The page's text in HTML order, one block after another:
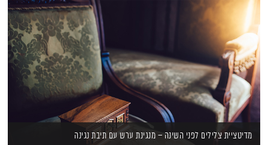
מדיטציית צלילים לפני השינה – מנגינת ערש עם תיבת נגינה